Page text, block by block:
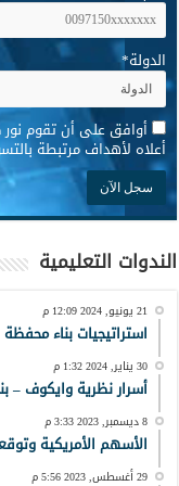
الدولة*
* أوافق على أن تقوم نور
أعلاه لأهداف مرتبطة
الندوات التعليمية
21 يونيو, 2024 12:09 م
استراتيجيات بناء
30 يناير, 2024 1:32 م
أسرار نظرية وايكوف –
8 ديسمبر, 2023 3:33 م
الأسهم الأمريكية وتوقعات 2024 – استراتيجيات وفرص
29 أغسطس, 2023 5:56 م